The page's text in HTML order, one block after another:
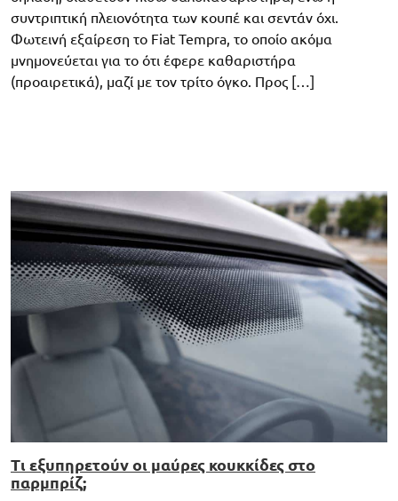
συντριπτική πλειονότητα των κουπέ και σεντάν όχι.
Φωτεινή εξαίρεση το Fiat Tempra, το οποίο ακόμα
μνημονεύεται για το ότι έφερε καθαριστήρα
(προαιρετικά), μαζί με τον τρίτο όγκο. Προς […]
Τι εξυπηρετούν οι μαύρες κουκκίδες στο
παρμπρίζ;